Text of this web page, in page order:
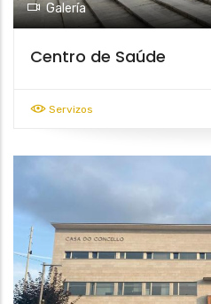
Galería
Centro de Saúde
Servizos